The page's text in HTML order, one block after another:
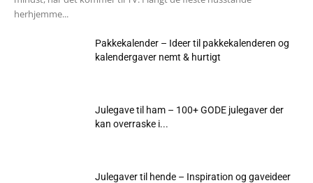
herhjemme...
Pakkekalender – Ideer til pakkekalenderen og
kalendergaver nemt & hurtigt
Julegave til ham – 100+ GODE julegaver der
kan overraske i...
Julegaver til hende – Inspiration og gaveideer